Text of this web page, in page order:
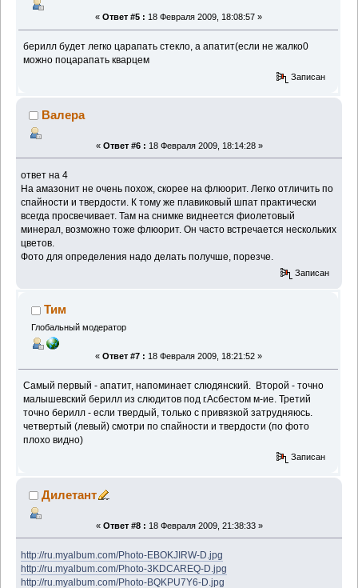
« Ответ #5 : 18 Февраля 2009, 18:08:57 »
берилл будет легко царапать стекло, а апатит(если не жалко0
можно поцарапать кварцем
Записан
Валера
« Ответ #6 : 18 Февраля 2009, 18:14:28 »
ответ на 4
На амазонит не очень похож, скорее на флюорит. Легко отличить по
спайности и твердости. К тому же плавиковый шпат практически
всегда просвечивает. Там на снимке виднеется фиолетовый
минерал, возможно тоже флюорит. Он часто встречается нескольких
цветов.
Фото для определения надо делать получше, порезче.
Записан
Тим
Глобальный модератор
« Ответ #7 : 18 Февраля 2009, 18:21:52 »
Самый первый - апатит, напоминает слюдянский. Второй - точно
малышевский берилл из слюдитов под г.Асбестом м-ие. Третий
точно берилл - если твердый, только с привязкой затрудняюсь.
четвертый (левый) смотри по спайности и твердости (по фото
плохо видно)
Записан
Дилетант
« Ответ #8 : 18 Февраля 2009, 21:38:33 »
http://ru.myalbum.com/Photo-EBOKJIRW-D.jpg
http://ru.myalbum.com/Photo-3KDCAREQ-D.jpg
http://ru.myalbum.com/Photo-BQKPU7Y6-D.jpg